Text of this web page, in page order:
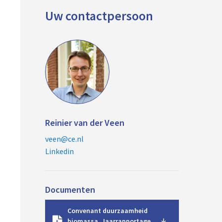
Uw contactpersoon
Reinier van der Veen
veen@ce.nl
Linkedin
Documenten
Convenant duurzaamheid